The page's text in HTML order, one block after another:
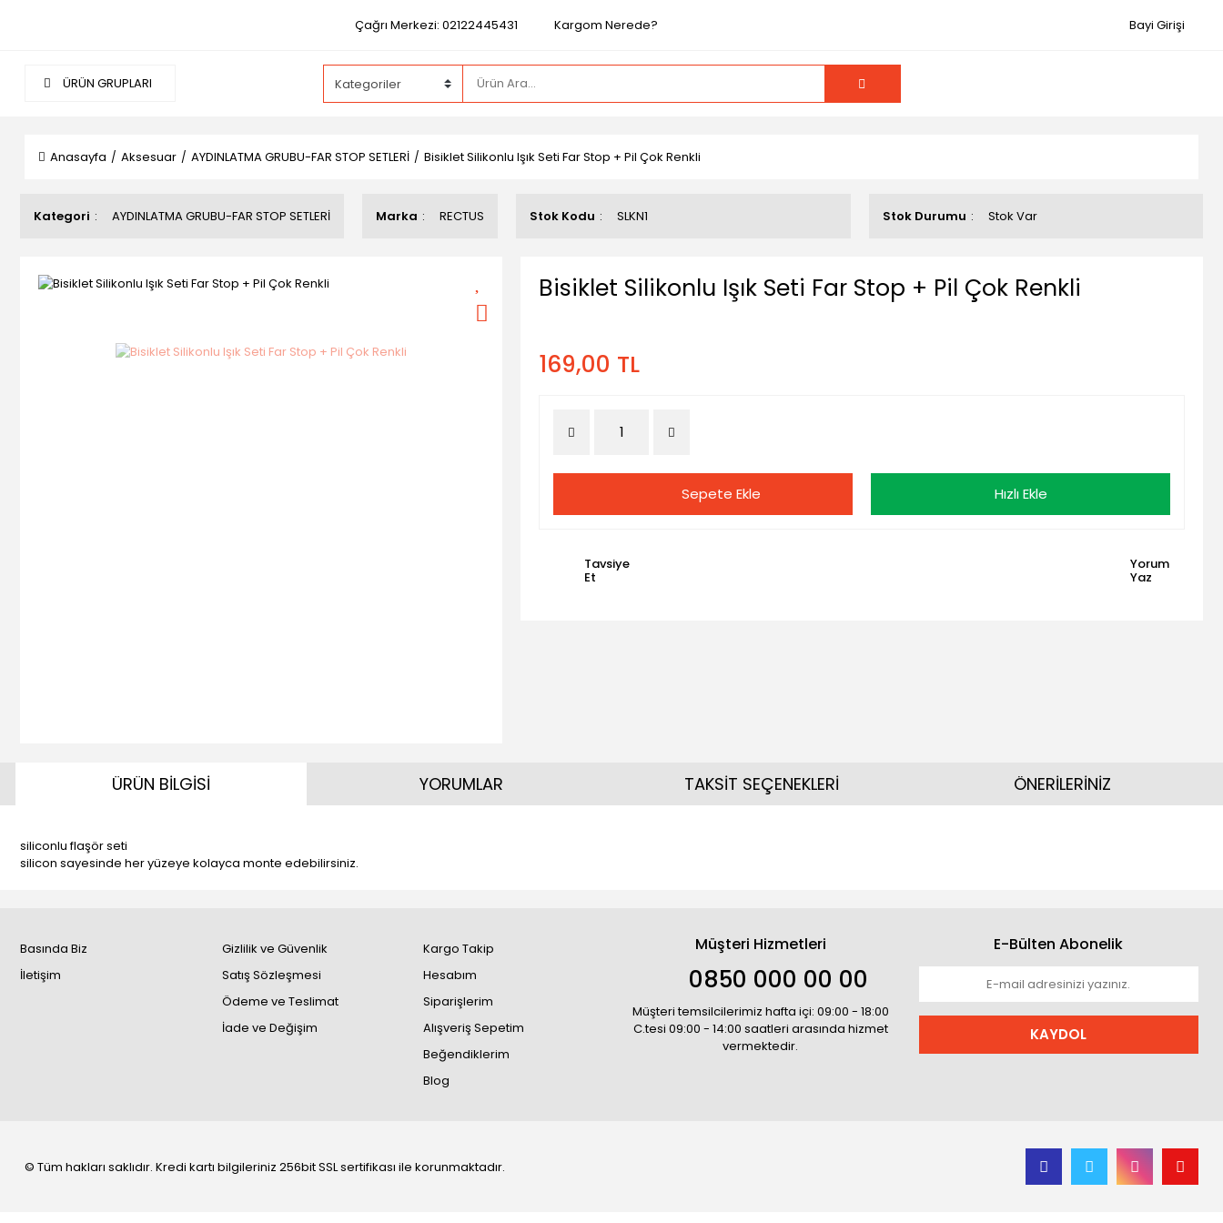
Çağrı Merkezi: 02122445431 Kargom Nerede? Bayi Girişi
ÜRÜN GRUPLARI
Anasayfa Aksesuar AYDINLATMA GRUBU-FAR STOP SETLERİ Bisiklet Silikonlu Işık Seti Far Stop + Pil Çok Renkli
Kategori AYDINLATMA GRUBU-FAR STOP SETLERİ Marka RECTUS Stok Kodu SLKN1 Stok Durumu Stok Var
Bisiklet Silikonlu Işık Seti Far Stop + Pil Çok Renkli
169,00 TL
Sepete Ekle Hızlı Ekle
Tavsiye
Et
Yorum
Yaz
ÜRÜN BİLGİSİ
siliconlu flaşör seti
silicon sayesinde her yüzeye kolayca monte edebilirsiniz.
YORUMLAR TAKSİT SEÇENEKLERİ ÖNERİLERİNİZ
Basında Biz
İletişim
Gizlilik ve Güvenlik
Satış Sözleşmesi
Ödeme ve Teslimat
İade ve Değişim
Kargo Takip
Hesabım
Siparişlerim
Alışveriş Sepetim
Beğendiklerim
Blog
Müşteri Hizmetleri
0850 000 00 00
Müşteri temsilcilerimiz hafta içi: 09:00 - 18:00
C.tesi 09:00 - 14:00 saatleri arasında hizmet
vermektedir.
E-Bülten Abonelik
KAYDOL
© Tüm hakları saklıdır. Kredi kartı bilgileriniz 256bit SSL sertifikası ile korunmaktadır.